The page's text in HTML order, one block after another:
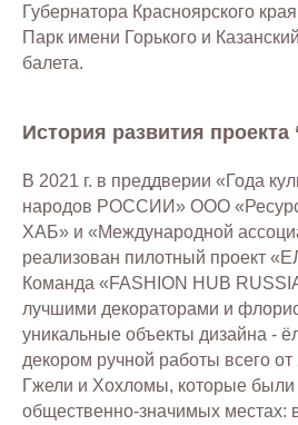
Губернатора Красноярского
Парк имени Горького и
балета.
История развития проекта
В 2021 г. в преддверии «Года
народов РОССИИ» ООО
ХАБ» и «Международной
реализован пилотный проект
Команда «FASHION HUB
лучшими декораторами и
уникальные объекты дизайна -
декором ручной работы всего
Гжели и Хохломы, которые
общественно-значимых местах: